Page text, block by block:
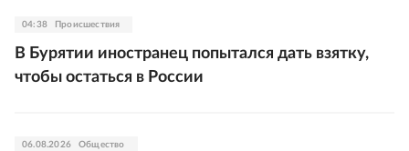
04:38 Происшествия
В Бурятии иностранец попытался дать взятку,
чтобы остаться в России
06.08.2026 Общество